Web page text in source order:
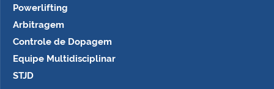
Powerlifting
Arbitragem
Controle de Dopagem
Equipe Multidisciplinar
STJD